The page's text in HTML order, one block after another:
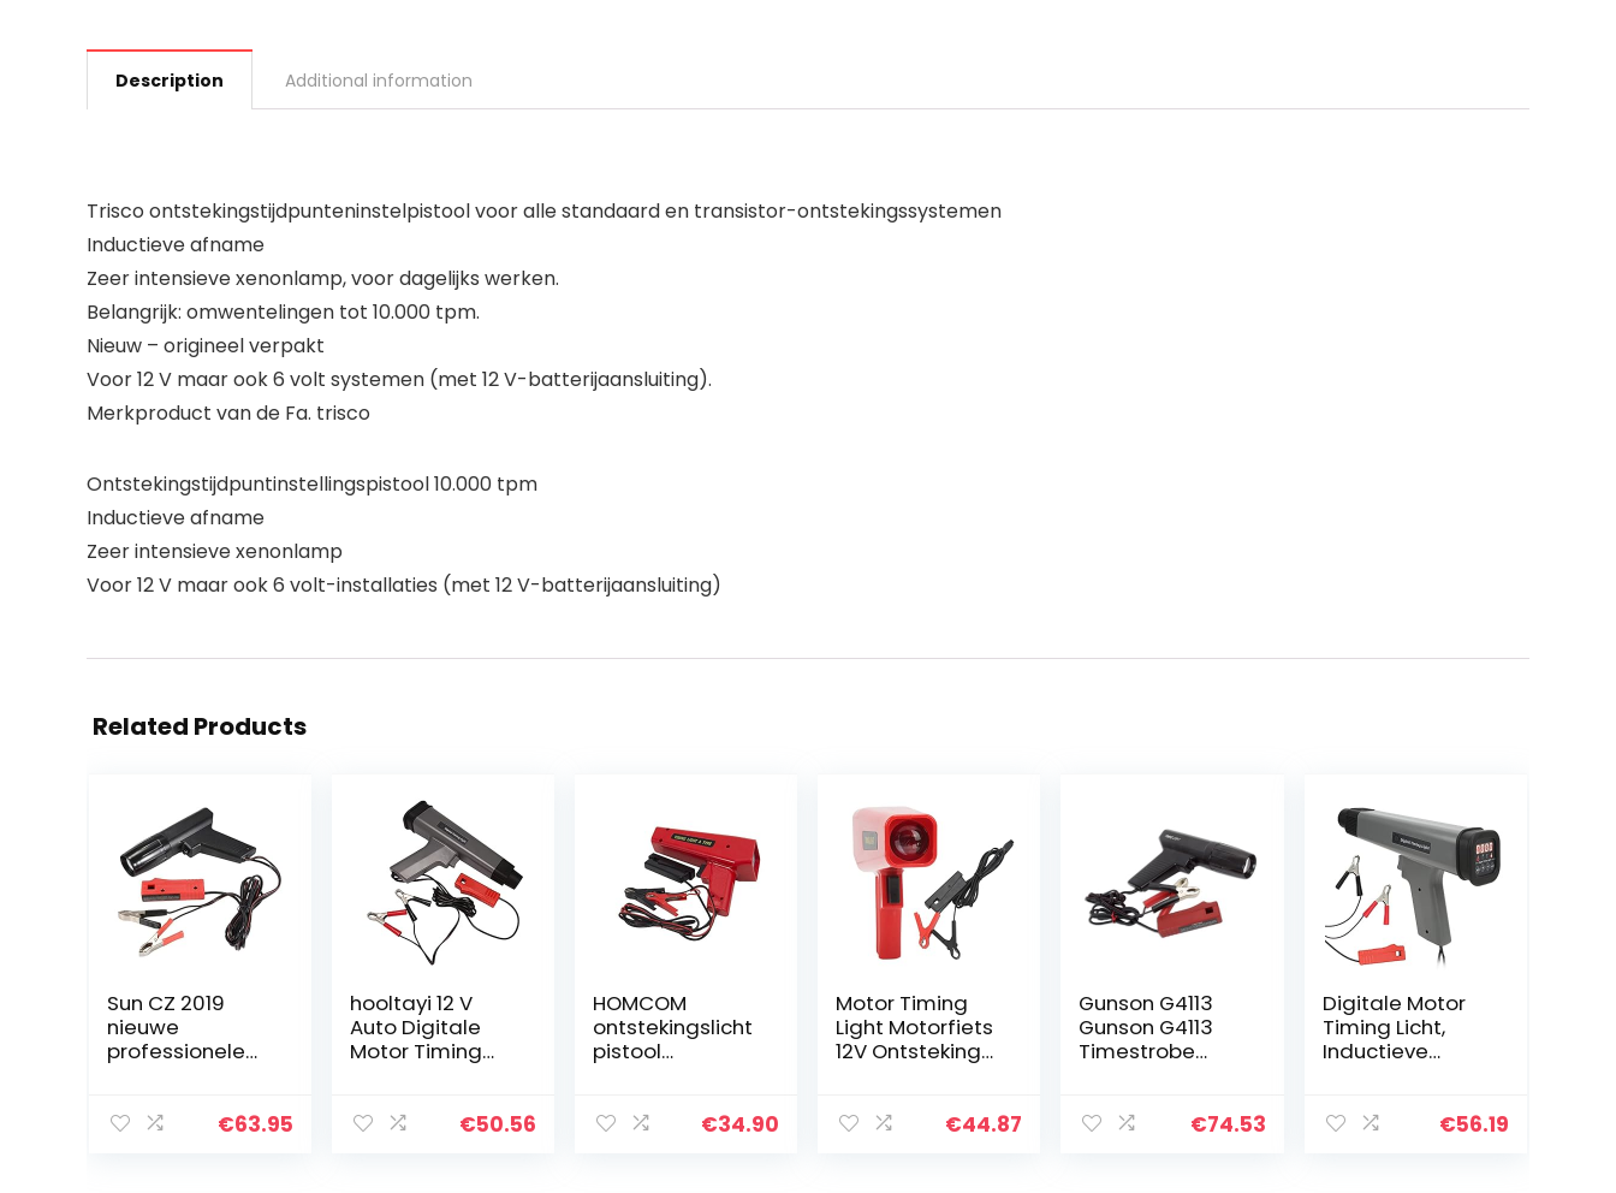
Description Additional information
Trisco ontstekingstijdpunteninstelpistool voor alle standaard en transistor-ontstekingssystemen
Inductieve afname
Zeer intensieve xenonlamp, voor dagelijks werken.
Belangrijk: omwentelingen tot 10.000 tpm.
Nieuw – origineel verpakt
Voor 12 V maar ook 6 volt systemen (met 12 V-batterijaansluiting).
Merkproduct van de Fa. trisco
Ontstekingstijdpuntinstellingspistool 10.000 tpm
Inductieve afname
Zeer intensieve xenonlamp
Voor 12 V maar ook 6 volt-installaties (met 12 V-batterijaansluiting)
Related Products
Sun CZ 2019
nieuwe
professionele
timing licht €63.95
hooltayi 12 V
Auto Digitale
Motor Timing
Timing Strobe
€50.56
HOMCOM
ontstekingslicht
pistool
stroboscopische
€34.90
Motor Timing
Light Motorfiets
12V Ontsteking
€44.87
Gunson G4113
Gunson G4113
Timestrobe
Inductieve
€74.53
Digitale Motor
Timing Licht,
Inductieve
Ontsteking
€56.19